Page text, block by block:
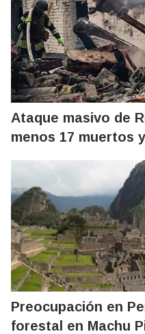
Ataque masivo de
menos 17 muertos
Preocupación en
forestal en Machu